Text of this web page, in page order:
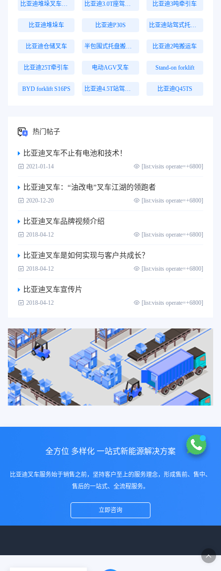
比亚迪堆垛叉车价格 比亚迪3.0T座驾式牵引车 比亚迪3吨牵引车
比亚迪堆垛车 比亚迪P30S 比亚迪站驾式托盘搬运车
比亚迪仓储叉车 半包围式托盘搬运车 比亚迪2吨搬运车
比亚迪25T牵引车 电动AGV叉车 Stand-on forklift
BYD forklift S16PS 比亚迪4.5T站驾式牵引车 比亚迪Q45TS
热门帖子
比亚迪叉车不止有电池和技术！
2021-01-14 [list:visits operate=+6800]
比亚迪叉车：“油改电”叉车江湖的领跑者
2020-12-20 [list:visits operate=+6800]
比亚迪叉车品牌视频介绍
2018-04-12 [list:visits operate=+6800]
比亚迪叉车是如何实现与客户共成长？
2018-04-12 [list:visits operate=+6800]
比亚迪叉车宣传片
2018-04-12 [list:visits operate=+6800]
全方位 多样化 一站式新能源解决方案
比亚迪叉车服务始于销售之前，坚持客户至上的服务理念，形成售前、售中、
售后的一站式、全流程服务。
立即咨询